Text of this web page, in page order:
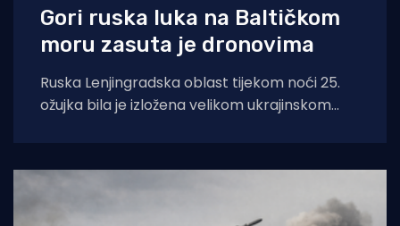
Gori ruska luka na Baltičkom
moru zasuta je dronovima
Ruska Lenjingradska oblast tijekom noći 25.
ožujka bila je izložena velikom ukrajinskom